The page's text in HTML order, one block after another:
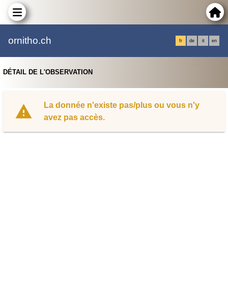
ornitho.ch fr de it en
DÉTAIL DE L'OBSERVATION
La donnée n'existe pas/plus ou vous n'y
avez pas accès.